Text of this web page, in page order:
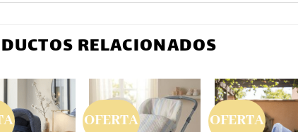
RELACIONADOS
OFERTA
OFERTA